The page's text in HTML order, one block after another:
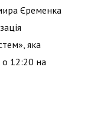
Єременка
яка
о 12:20 на